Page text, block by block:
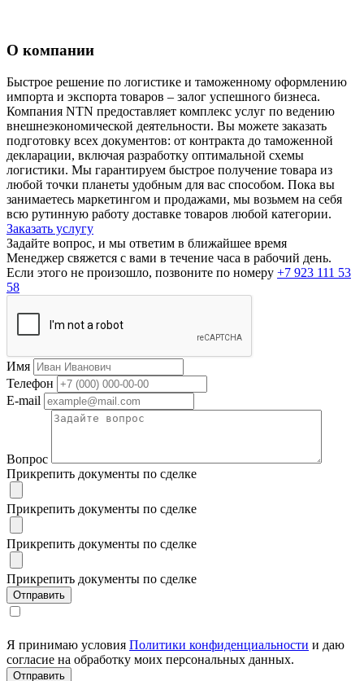
О компании
Быстрое решение по логистике и таможенному оформлению
импорта и экспорта товаров – залог успешного бизнеса.
Компания NTN предоставляет комплекс услуг по ведению
внешнеэкономической деятельности. Вы можете заказать
подготовку всех документов: от контракта до таможенной
декларации, включая разработку оптимальной схемы
логистики. Мы гарантируем быстрое получение товара из
любой точки планеты удобным для вас способом. Пока вы
занимаетесь маркетингом и продажами, мы возьмем на себя
всю рутинную работу доставке товаров любой категории.
Заказать услугу
Задайте вопрос, и мы ответим в ближайшее время
Менеджер свяжется с вами в течение часа в рабочий день.
Если этого не произошло, позвоните по номеру +7 923 111 53
58
Имя
Телефон
E-mail
Вопрос
Прикрепить документы по сделке
Прикрепить документы по сделке
Прикрепить документы по сделке
Прикрепить документы по сделке
Я принимаю условия Политики конфиденциальности и даю
согласие на обработку моих персональных данных.